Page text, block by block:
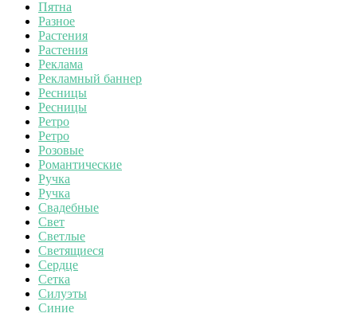
Пятна
Разное
Растения
Растения
Реклама
Рекламный баннер
Ресницы
Ресницы
Ретро
Ретро
Розовые
Романтические
Ручка
Ручка
Свадебные
Свет
Светлые
Светящиеся
Сердце
Сетка
Силуэты
Синие